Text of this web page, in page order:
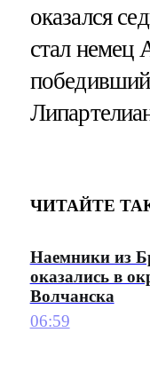
оказался
стал немец
ЧИТАЙТЕ
Наемники из
оказались в
Волчанска
06:59